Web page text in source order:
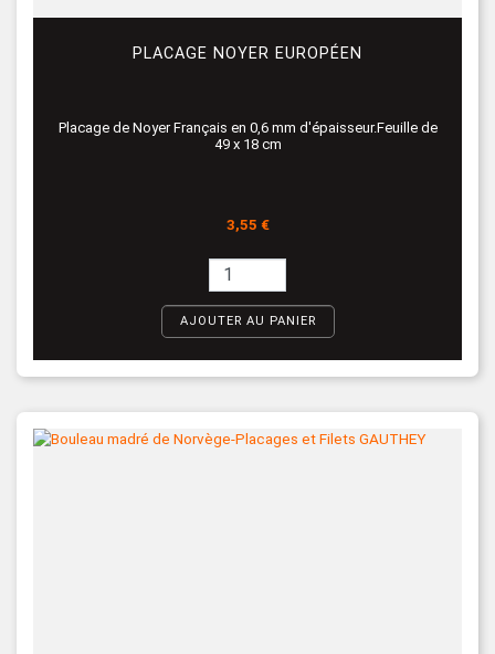
PLACAGE NOYER EUROPÉEN
Placage de Noyer Français en 0,6 mm d'épaisseur.Feuille de
49 x 18 cm
Prix
3,55 €
AJOUTER AU PANIER